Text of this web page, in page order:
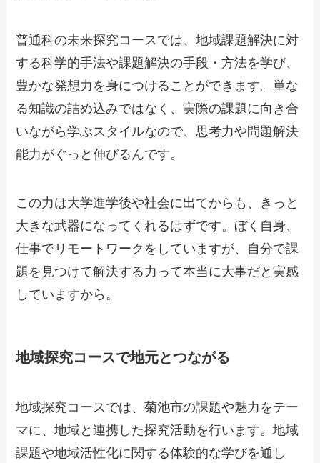
普通科の未来探究コースでは、地域課題解決に対
する科学的手法や課題解決の手段・方法を学び、
豊かな発想力を身につけることができます。単な
る知識の詰め込みではなく、実際の課題に向き合
いながら学ぶスタイルなので、思考力や問題解決
能力がぐっと伸びるんです。
この力は大学進学後や社会に出てからも、きっと
大きな武器になってくれるはずです。ぼく自身、
仕事でリモートワークをしていますが、自分で課
題を見つけて解決する力って本当に大事だと実感
していますから。
地域探究コースで地元とつながる
地域探究コースでは、菊池市の課題や魅力をテー
マに、地域と連携した探究活動を行います。地域
課題や地域活性化に関する体験的な学びを通し